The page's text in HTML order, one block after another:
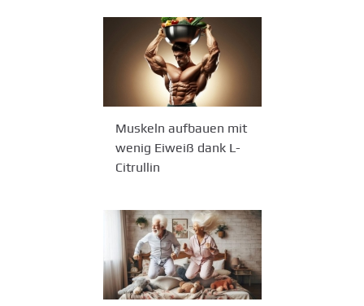
Muskeln aufbauen mit
wenig Eiweiß dank L-
Citrullin